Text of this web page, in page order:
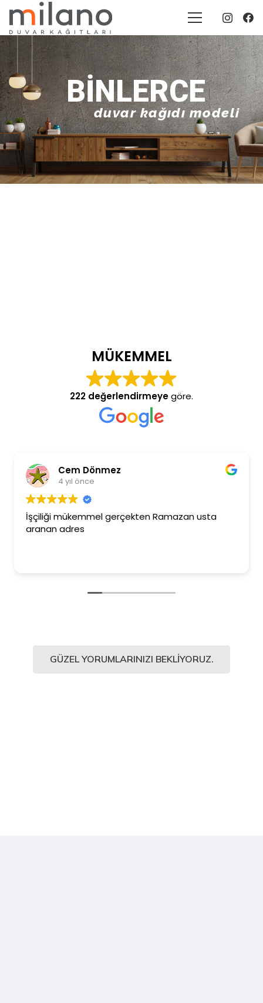
BINLERCE
duvar kağıdı modeli
MÜKEMMEL
222 değerlendirmeyegöre.
Cem Dönmez
4 yıl önce
İşçiliği mükemmel gerçekten Ramazan usta
aranan adres
GÜZEL YORUMLARINIZI BEKLIYORUZ.